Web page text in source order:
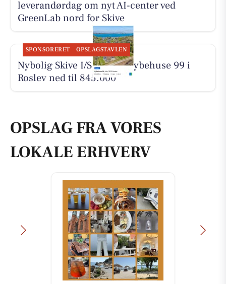
leverandørdag om nyt AI-center ved
GreenLab nord for Skive
SPONSORERET OPSLAGSTAVLEN
Nybolig Skive I/S har sat Kybehuse 99 i
Roslev ned til 845.000
OPSLAG FRA VORES
LOKALE ERHVERV